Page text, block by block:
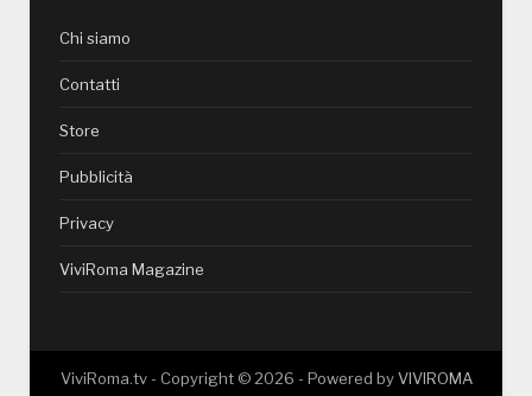
Chi siamo
Contatti
Store
Pubblicità
Privacy
ViviRoma Magazine
ViviRoma.tv - Copyright © 2026 - Powered byVIVIROMA